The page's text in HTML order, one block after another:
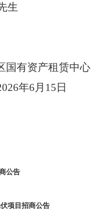
生
国有资产租赁中心
年6 月 15 日
公告
项目招商公告